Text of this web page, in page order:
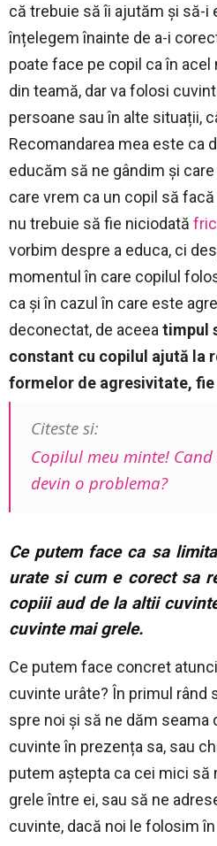
că trebuie să îi ajutăm și să-i
înțelegem înainte de a-i
poate face pe copil ca în
din teamă, dar va folosi
persoane sau în alte situații,
Recomandarea mea este ca
educăm să ne gândim și
care vrem ca un copil să
nu trebuie să fie niciodată
vorbim despre a educa, ci
momentul în care copilul
ca și în cazul în care este
deconectat, de aceea timpul
constant cu copilul ajută la
formelor de agresivitate, fie
Citeste si:
Copilul meu minte!
devin o problema?
Ce putem face ca sa
urate si cum e corect sa
copiii aud de la altii
cuvinte mai grele.
Ce putem face concret
cuvinte urâte? În primul rând
spre noi și să ne dăm
cuvinte în prezența sa, sau
putem aștepta ca cei mici să
grele între ei, sau să ne
cuvinte, dacă noi le folosim